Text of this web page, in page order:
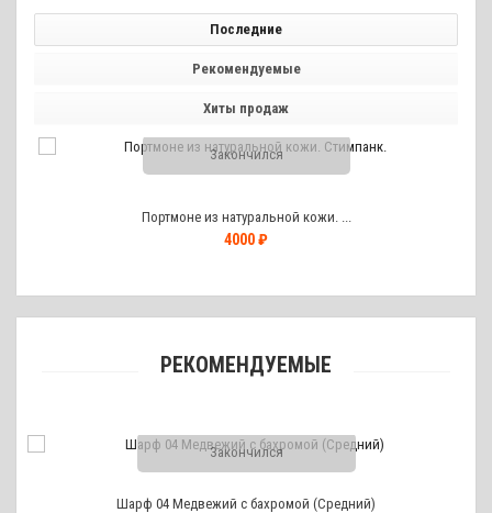
Последние
Рекомендуемые
Хиты продаж
Закончился
Портмоне из натуральной кожи. ...
4000 ₽
РЕКОМЕНДУЕМЫЕ
Закончился
Шарф 04 Медвежий с бахромой (Средний)